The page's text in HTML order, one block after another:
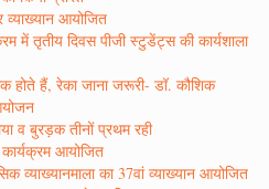
व्याख्यान आयोजित
में तृतीय दिवस पीजी स्टुडेंट्स की कार्यशाला
होते हैं, रेका जाना जरूरी- डॉ. कौशिक
व बुरड़क तीनों प्रथम रही
आयोजित
व्याख्यानमाला का 37वां व्याख्यान आयोजित